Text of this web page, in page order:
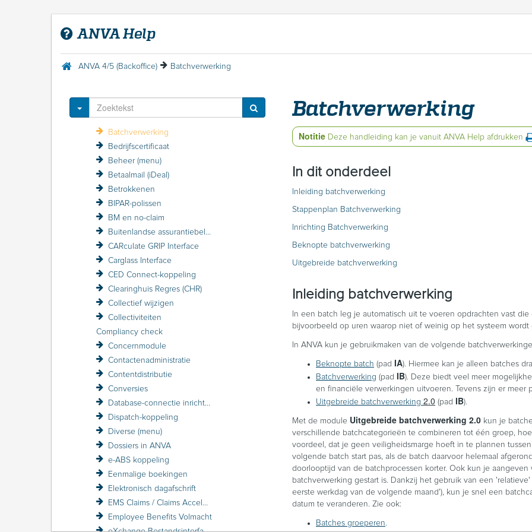
ANVA Help
ANVA 4/5 (Backoffice) Batchverwerking
Toggle Dropdown
Aplaza
AVG (privacy-wetgeving)
AXA Volmachtmodule
Batchverwerking
Bedrijfscertificaat
Beheer (menu)
Betaalmail (iDeal)
Betrokkenen
BIPAR-polissen
BM en no-claim
Buitenlandse assurantiebelasting BAB
CARculate GRIP Interface
Carglass Interface
CED Connect-koppeling
Clearinghuis Regres (CHR)
Collectief wijzigen
Collectiviteiten
Compliancy check
Concernmodule
Contactenadministratie
Contentdistributie
Conversies
Database-connectie inrichten
Dispatch-koppeling
Diverse (menu)
Dossiers in ANVA
e-ABS koppeling
Eenmalige boekingen
Elektronisch dagafschrift
EMS Claims / Claims Accelerator
Employee Benefits Volmacht
Batchverwerking
Notitie Deze handleiding kan je vanuit ANVA Help afdrukken
In dit onderdeel
Inleiding batchverwerking
Stappenplan Batchverwerking
Inrichting Batchverwerking
Beknopte batchverwerking
Uitgebreide batchverwerking
Inleiding batchverwerking
In een batch leg je automatisch uit te voeren opdrachten vast
bijvoorbeeld op uren waarop niet of weinig op het systeem wordt
In ANVA kun je gebruikmaken van de volgende
Beknopte batch (pad IA). Hiermee kan je alleen batches
Batchverwerking (pad IB). Deze biedt veel meer
en financiële verwerkingen uitvoeren. Tevens zijn er meer
Uitgebreide batchverwerking 2.0 (pad IB).
Met de module Uitgebreide batchverwerking 2.0 kun je
verschillende batchcategorieën te combineren tot één groep,
voordeel, dat je geen veiligheidsmarge hoeft in te plannen
volgende batch start pas, als de batch daarvoor helemaal
doorlooptijd van de batchprocessen korter. Ook kun je
batchverwerking gestart is. Dankzij het gebruik van een
eerste werkdag van de volgende maand'), kun je snel een
datum te veranderen. Zie ook:
Batches groeperen